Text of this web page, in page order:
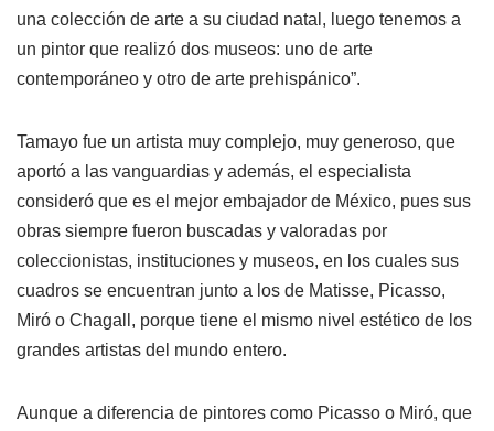
una colección de arte a su ciudad natal, luego tenemos a
un pintor que realizó dos museos: uno de arte
contemporáneo y otro de arte prehispánico”.
Tamayo fue un artista muy complejo, muy generoso, que
aportó a las vanguardias y además, el especialista
consideró que es el mejor embajador de México, pues sus
obras siempre fueron buscadas y valoradas por
coleccionistas, instituciones y museos, en los cuales sus
cuadros se encuentran junto a los de Matisse, Picasso,
Miró o Chagall, porque tiene el mismo nivel estético de los
grandes artistas del mundo entero.
Aunque a diferencia de pintores como Picasso o Miró, que